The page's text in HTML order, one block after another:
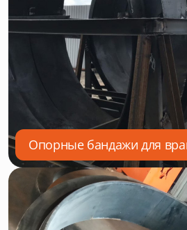
Опорные бандажи для